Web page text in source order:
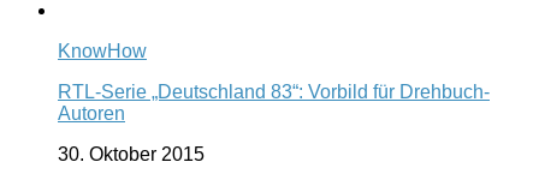
KnowHow
RTL-Serie „Deutschland 83“: Vorbild für Drehbuch-
Autoren
30. Oktober 2015